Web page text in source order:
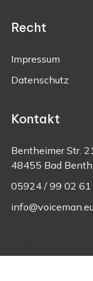
Recht
Impressum
Datenschutz
Kontakt
Bentheimer Str.
48455 Bad
05924 / 99 02 61
info@voiceman.eu